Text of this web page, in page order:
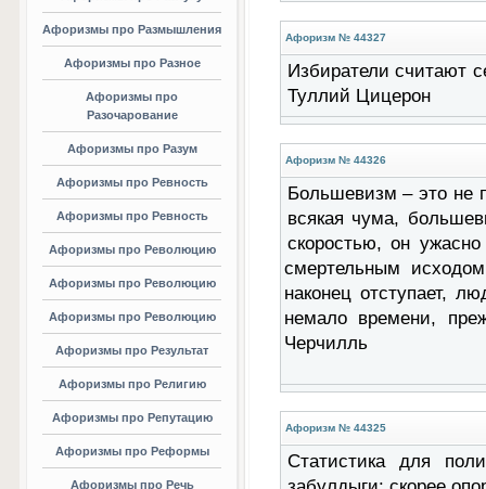
Афоризмы про Размышления
Афоризмы про Разное
Афоризмы про
Разочарование
Афоризмы про Разум
Афоризмы про Ревность
Афоризмы про Ревность
Афоризмы про Революцию
Афоризмы про Революцию
Афоризмы про Революцию
Афоризмы про Результат
Афоризмы про Религию
Афоризмы про Репутацию
Афоризмы про Реформы
Афоризмы про Речь
Афоризм № 44327
Избиратели считают
Туллий Цицерон
Афоризм № 44326
Большевизм – это не
всякая чума,
скоростью, он ужасно
смертельным
наконец отступает,
немало времени,
Черчилль
Афоризм № 44325
Статистика для